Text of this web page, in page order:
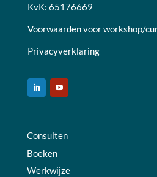
KvK: 65176669
Voorwaarden voor workshop/
Privacyverklaring
Consulten
Boeken
Werkwijze